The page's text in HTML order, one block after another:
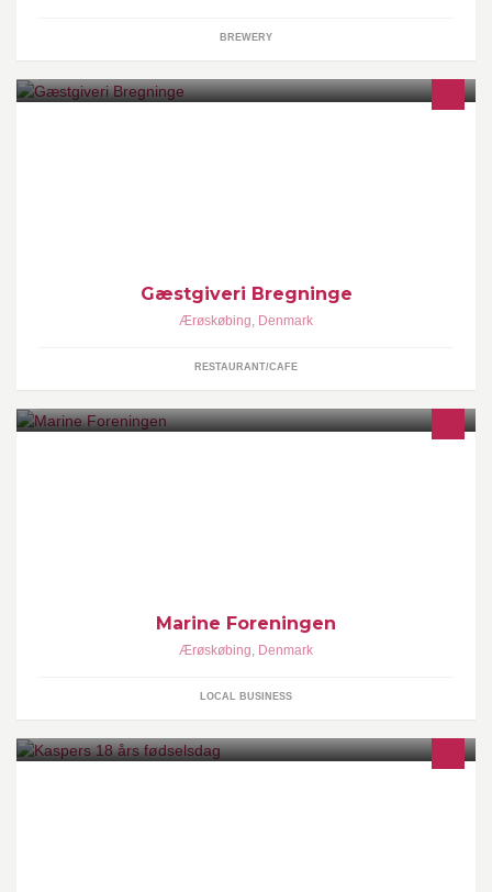
BREWERY
Gæstgiveri Bregninge
Ærøskøbing, Denmark
RESTAURANT/CAFE
Marine Foreningen
Ærøskøbing, Denmark
LOCAL BUSINESS